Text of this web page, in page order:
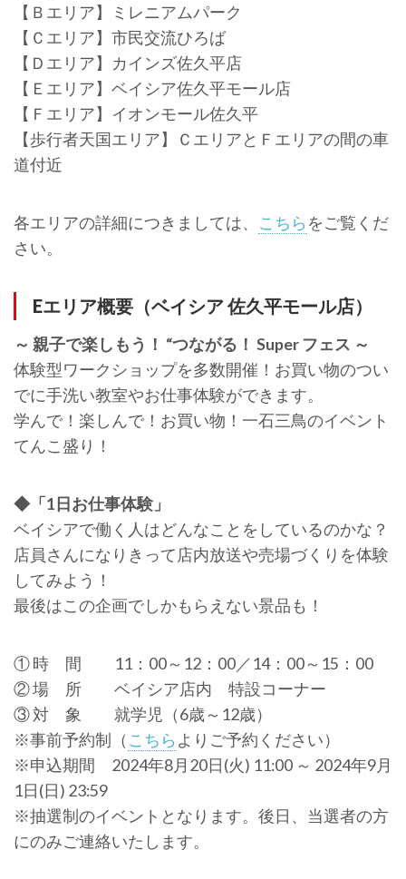
【Ｂエリア】ミレニアムパーク
【Ｃエリア】市民交流ひろば
【Ｄエリア】カインズ佐久平店
【Ｅエリア】ベイシア佐久平モール店
【Ｆエリア】イオンモール佐久平
【歩行者天国エリア】ＣエリアとＦエリアの間の車
道付近
各エリアの詳細につきましては、 こちら をご覧くだ
さい。
Eエリア概要（ベイシア 佐久平モール店）
～ 親子で楽しもう！ “つながる！ Super フェス ～
体験型ワークショップを多数開催！お買い物のつい
でに手洗い教室やお仕事体験ができます。
学んで！楽しんで！お買い物！一石三鳥のイベント
てんこ盛り！
◆「1日お仕事体験」
ベイシアで働く人はどんなことをしているのかな？
店員さんになりきって店内放送や売場づくりを体験
してみよう！
最後はこの企画でしかもらえない景品も！
① 時 間 11：00～12：00／14：00～15：00
② 場 所 ベイシア店内 特設コーナー
③ 対 象 就学児（6歳～12歳）
※事前予約制（ こちら よりご予約ください）
※申込期間 2024年8月20日(火) 11:00 ～ 2024年9月
1日(日) 23:59
※抽選制のイベントとなります。後日、当選者の方
にのみご連絡いたします。